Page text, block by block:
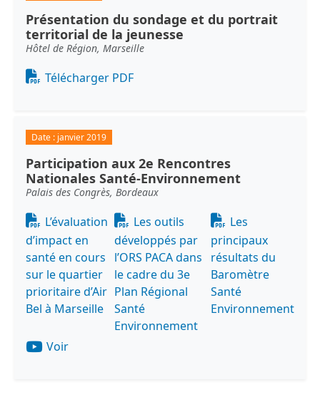
Présentation du sondage et du portrait
territorial de la jeunesse
Hôtel de Région, Marseille
Document
Télécharger PDF
Date : janvier 2019
Participation aux 2e Rencontres
Nationales Santé-Environnement
Palais des Congrès, Bordeaux
Document
L’évaluation
d’impact en
santé en cours
sur le quartier
prioritaire d’Air
Bel à Marseille
Document
Les outils
développés par
l’ORS PACA dans
le cadre du 3e
Plan Régional
Santé
Environnement
Document
Les
principaux
résultats du
Baromètre
Santé
Environnement
Voir